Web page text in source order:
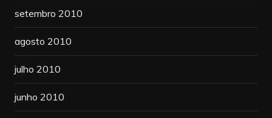
setembro 2010
agosto 2010
julho 2010
junho 2010